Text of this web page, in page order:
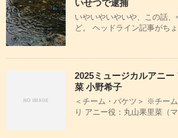
いせつで逮捕
いやいやいやいや、この話
ど。 ヘッドライン記事がち
2025ミュージカルアニー
菜 小野希子
＜チーム・バケツ＞ ※チー
り アニー役：丸山果里菜（